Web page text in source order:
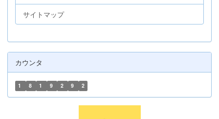
サイトマップ
カウンタ
1 8 1 9 2 9 2